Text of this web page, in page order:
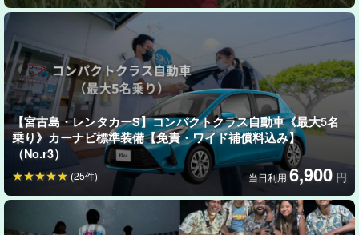
自分たちの手でサトウキビを収穫した後は、手動絞り器を使った
【宮古島・レンタカーS】コンパクトクラス自動車《最大5名
乗り》カーナビ標準装備【免責・ワイド補償料込み】
（No.r3）
当日利用 6,900 円
(25件)